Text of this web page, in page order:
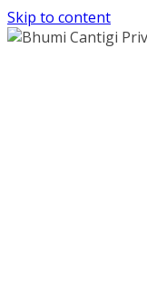
Skip to content